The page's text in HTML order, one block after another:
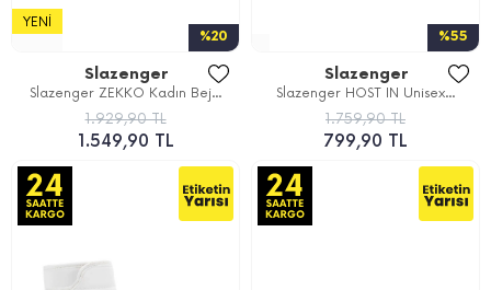
%20
YENI
Slazenger
Slazenger ZEKKO Kadın Bej...
1.929,90 TL
1.549,90 TL
%55
Slazenger
Slazenger HOST IN Unisex...
1.759,90 TL
799,90 TL